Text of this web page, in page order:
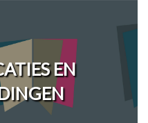
EN